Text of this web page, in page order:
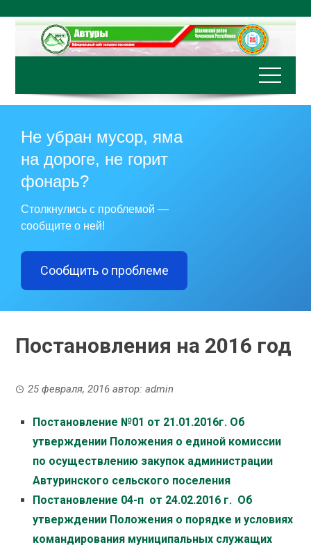
содержимому
Не убран мусор, яма
на дороге, не горит
фонарь?
Столкнулись с проблемой —
сообщите о ней!
Сообщить о проблеме
Постановления на 2016 год
25 февраля, 2016 автор:admin
Постановление №01 от 21.01.2016г. Об
утверждении Положения о единой комиссии
по осуществлению закупок администрации
Автуринского сельского поселения
Постановление 04-п от 24.02.2016 г. Об
утверждении Положения о порядке и условиях
командирования муниципальных служащих